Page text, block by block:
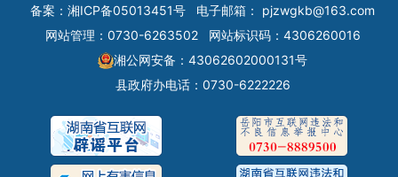
备案： 湘ICP备05013451号 电子邮箱： pjzwgkb@163.com
网站管理：0730-6263502
网站标识码：4306260016
湘公网安备：43062602000131号
县政府办电话：0730-6222226